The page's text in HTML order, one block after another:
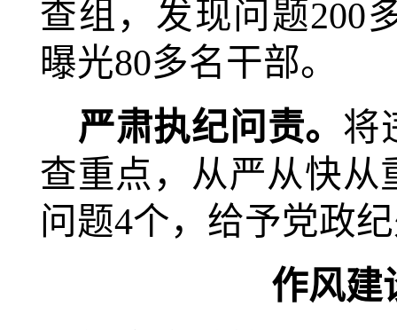
查组，发现问题200
曝光80多名干部。
严肃执纪问责。 将
查重点，从严从快从
问题4个，给予党政
作风建